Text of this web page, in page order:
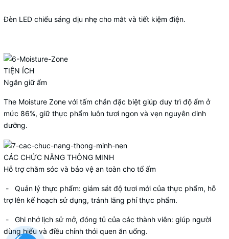
Đèn LED chiếu sáng dịu nhẹ cho mắt và tiết kiệm điện.
TIỆN ÍCH
Ngăn giữ ẩm
The Moisture Zone với tấm chắn đặc biệt giúp duy trì độ ẩm ở
mức 86%, giữ thực phẩm luôn tươi ngon và vẹn nguyên dinh
dưỡng.
CÁC CHỨC NĂNG THÔNG MINH
Hỗ trợ chăm sóc và bảo vệ an toàn cho tổ ấm
- Quản lý thực phẩm: giám sát độ tươi mới của thực phẩm, hỗ
trợ lên kế hoạch sử dụng, tránh lãng phí thực phẩm.
- Ghi nhớ lịch sử mở, đóng tủ của các thành viên: giúp người
dùng hiểu và điều chỉnh thói quen ăn uống.